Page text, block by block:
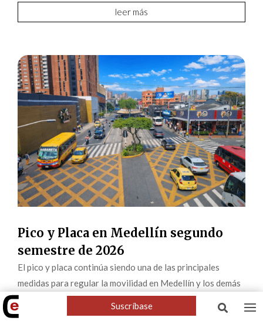
leer más
Pico y Placa en Medellín segundo
semestre de 2026
El pico y placa continúa siendo una de las principales
medidas para regular la movilidad en Medellín y los demás
municipios del Valle de Aburrá. La restricción aplica para
carros particulares, motocicletas de dos y cuatro tiempos
Suscríbase 